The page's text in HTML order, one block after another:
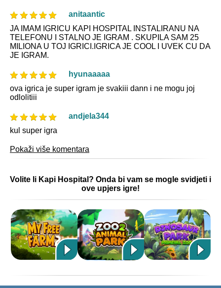
anitaantic
JA IMAM IGRICU KAPI HOSPITAL INSTALIRANU NA
TELEFONU I STALNO JE IGRAM . SKUPILA SAM 25
MILIONA U TOJ IGRICI.IGRICA JE COOL I UVEK CU DA
JE IGRAM.
hyunaaaaa
ova igrica je super igram je svakiii dann i ne mogu joj
odlolitiii
andjela344
kul super igra
Pokaži više komentara
Volite li Kapi Hospital? Onda bi vam se mogle svidjeti i
ove upjers igre!